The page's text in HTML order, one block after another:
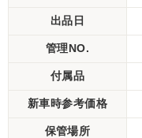
出品日
管理NO.
付属品
新車時参考価格
保管場所